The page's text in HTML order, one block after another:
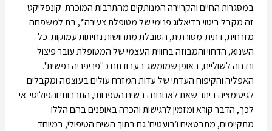
במסגרות החיים והקריירה המנותקים מהתרבות המוכרת. קונפליקט
זה מקבל ביטוי בדיאלוג פנימי של מטופלת צעירה*, בת למשפחה
מזרחית, דתית־מסורתית, הסובלת מתחושות נחיתות עמוקות. כל
השנוא, הדחוי והמבוזה בחווית העצמי של המטופלת עובר פיצול
ונדחה לשוליים, באופן שמומשג בעבודתנו כ"פריפריה נפשית".
האפליה והקיפוח העדתי של עדות המזרח עולים בעוצמה ומקבלים
לגיטימציה ביתר שאת לאחרונה בשיח הספרותי, התרבותי והפוליטי. אי
לכך, הדבר קורא ומזמין לרגישות והכרה באופנים בהם הללו
מתקיימים, מתבטאים ו׳בועטים׳ גם בתוך השיח הטיפולי, במיוחד